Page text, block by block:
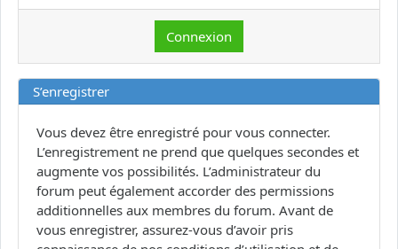
S’enregistrer
Vous devez être enregistré pour vous connecter.
L’enregistrement ne prend que quelques secondes et
augmente vos possibilités. L’administrateur du
forum peut également accorder des permissions
additionnelles aux membres du forum. Avant de
vous enregistrer, assurez-vous d’avoir pris